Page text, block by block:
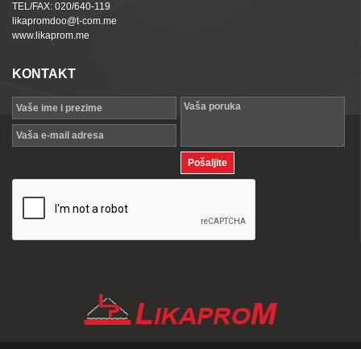
TEL/FAX: 020/640-119
likapromdoo@t-com.me
www.likaprom.me
KONTAKT